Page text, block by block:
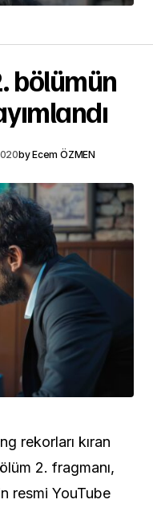
bölümün
byEcem ÖZMEN
rekorları kıran
2. fragmanı,
resmi YouTube